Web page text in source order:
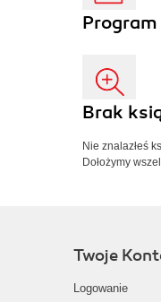
Brak
Nie znalazłeś
Dołożymy
Twoje
Logowanie